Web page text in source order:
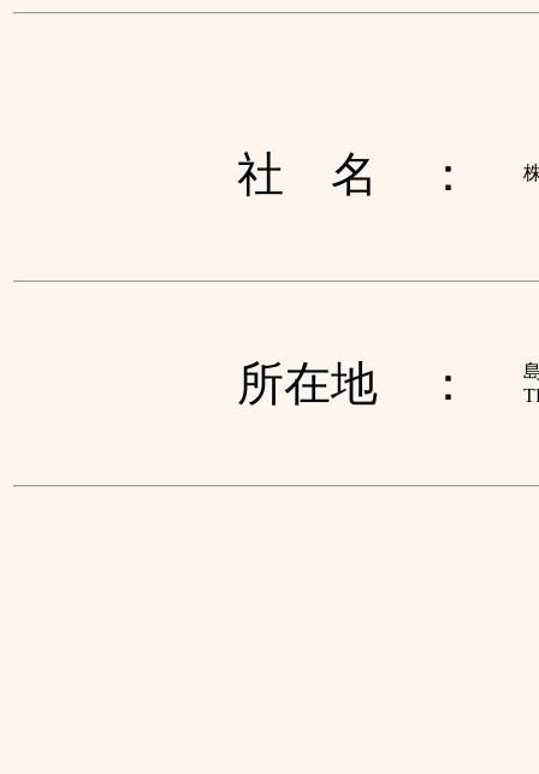
社 名 ：
所在地 ：